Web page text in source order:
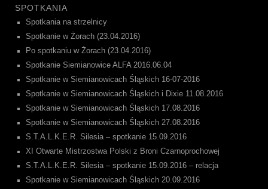
SPOTKANIA
Spotkania na strzelnicy
Spotkanie w Żorach (23.04.2016)
Po spotkaniu w Żorach (23.04.2016)
Spotkanie Siemianowice ALFA 2016.06.04
Spotkanie w Siemianowicach Śląskich 16-07-2016
Spotkanie w Siemianowicach Śląskich i Dixie 11.08.2016
Spotkanie w Siemianowicach Śląskich 17.08.2016
Spotkanie w Siemianowicach Śląskich 27.08.2016
S.T.A.L.K.E.R. Silesia – spotkanie 15.09.2016
XI Otwarte Mistrzostwa Polski z Broni Czarnoprochowej
S.T.A.L.K.E.R. Silesia – spotkanie 15.09.2016 – relacja
Spotkanie w Siemianowicach Śląskich 20.09.2016